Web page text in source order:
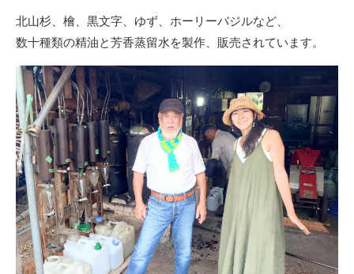
北山杉、檜、黒文字、ゆず、ホーリーバジルなど、
数十種類の精油と芳香蒸留水を製作、販売されています。